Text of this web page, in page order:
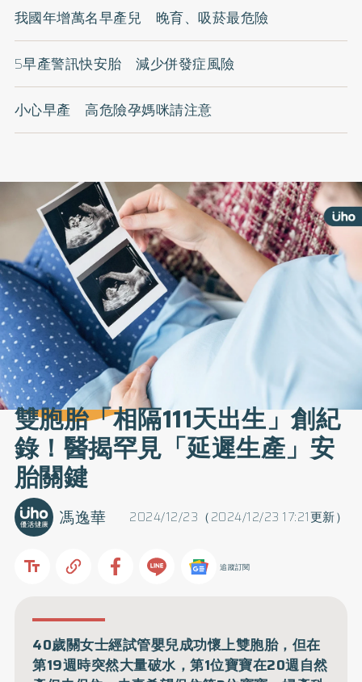
我國年增萬名早產兒 晚育、吸菸最危險
5早產警訊快安胎 減少併發症風險
小心早產 高危險孕媽咪請注意
雙胞胎「相隔111天出生」創紀
錄！醫揭罕見「延遲生產」安
胎關鍵
2024/12/23（2024/12/23 17:21更新）
馮逸華
追蹤訂閱
40歲關女士經試管嬰兒成功懷上雙胞胎，但在
第19週時突然大量破水，第1位寶寶在20週自然